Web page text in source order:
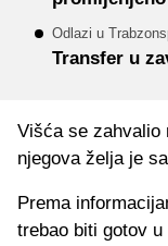
Odlazi u
Transfer u
Višća se zahvalio
njegova želja je
Prema
trebao biti gotov